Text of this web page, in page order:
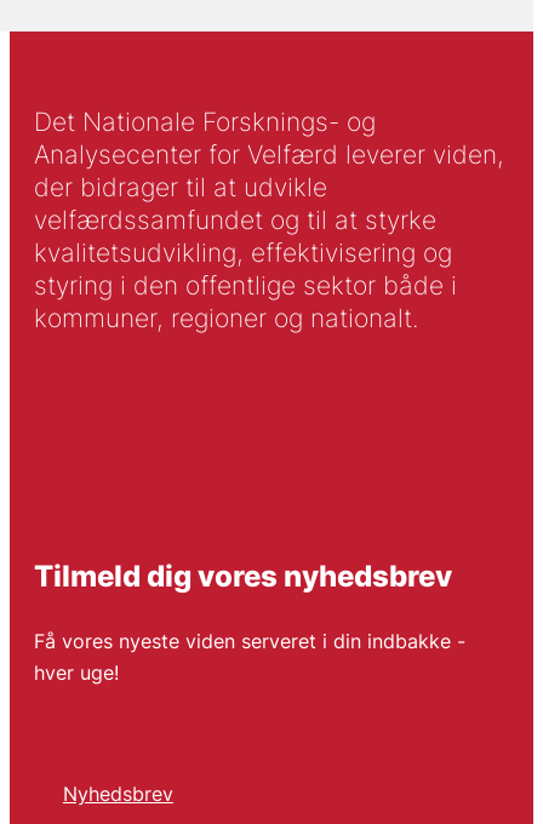
Det Nationale Forsknings- og
Analysecenter for Velfærd leverer viden,
der bidrager til at udvikle
velfærdssamfundet og til at styrke
kvalitetsudvikling, effektivisering og
styring i den offentlige sektor både i
kommuner, regioner og nationalt.
Tilmeld dig vores nyhedsbrev
Få vores nyeste viden serveret i din indbakke -
hver uge!
Nyhedsbrev